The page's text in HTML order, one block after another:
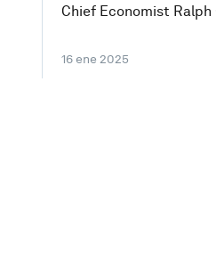
Chief Economist
16 ene 2025